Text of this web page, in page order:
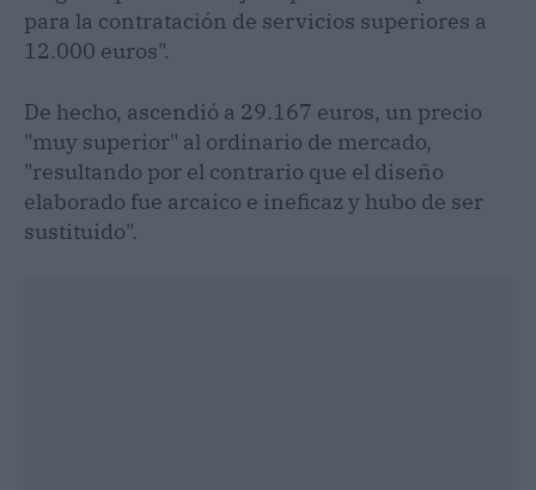
para la contratación de servicios superiores a
12.000 euros".
De hecho, ascendió a 29.167 euros, un precio
"muy superior" al ordinario de mercado,
"resultando por el contrario que el diseño
elaborado fue arcaico e ineficaz y hubo de ser
sustituido".